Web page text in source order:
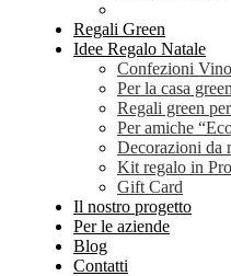
Regali Green
Idee Regalo Natale
Confezioni
Per la casa green
Regali green
Per amiche
Decorazioni da
Kit regalo in
Gift Card
Il nostro progetto
Per le aziende
Blog
Contatti